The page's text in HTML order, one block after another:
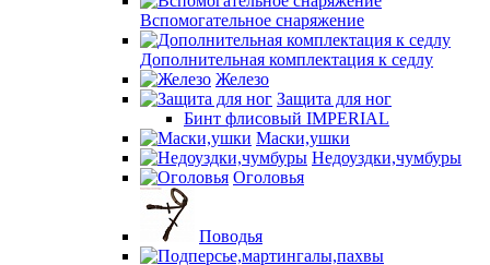
Вспомогательное снаряжение
Дополнительная комплектация к седлу
Железо
Защита для ног
Бинт флисовый IMPERIAL
Маски,ушки
Недоуздки,чумбуры
Оголовья
Поводья